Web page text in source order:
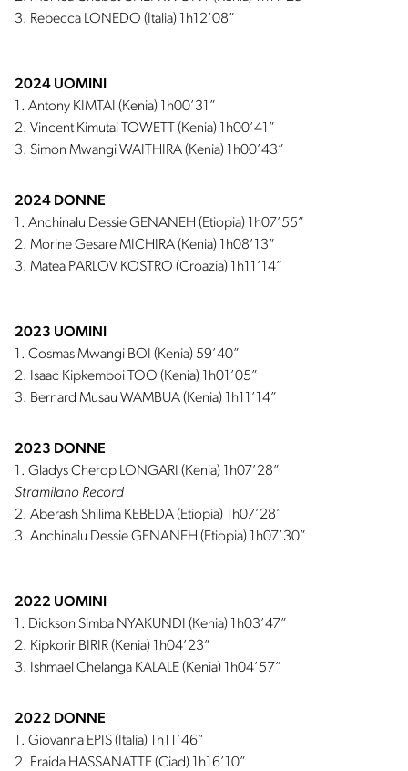
3. Rebecca LONEDO (Italia) 1h12’08”
2024 UOMINI
1. Antony KIMTAI (Kenia) 1h00’31”
2. Vincent Kimutai TOWETT (Kenia) 1h00’41”
3. Simon Mwangi WAITHIRA (Kenia) 1h00’43”
2024 DONNE
1. Anchinalu Dessie GENANEH (Etiopia) 1h07’55”
2. Morine Gesare MICHIRA (Kenia) 1h08’13”
3. Matea PARLOV KOSTRO (Croazia) 1h11’14”
2023 UOMINI
1. Cosmas Mwangi BOI (Kenia) 59’40”
2. Isaac Kipkemboi TOO (Kenia) 1h01’05”
3. Bernard Musau WAMBUA (Kenia) 1h11’14”
2023 DONNE
1. Gladys Cherop LONGARI (Kenia) 1h07’28”
Stramilano Record
2. Aberash Shilima KEBEDA (Etiopia) 1h07’28”
3. Anchinalu Dessie GENANEH (Etiopia) 1h07’30”
2022 UOMINI
1. Dickson Simba NYAKUNDI (Kenia) 1h03’47”
2. Kipkorir BIRIR (Kenia) 1h04’23”
3. Ishmael Chelanga KALALE (Kenia) 1h04’57”
2022 DONNE
1. Giovanna EPIS (Italia) 1h11’46”
2. Fraida HASSANATTE (Ciad) 1h16’10”